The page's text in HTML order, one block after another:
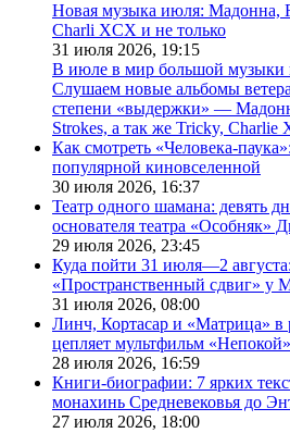
Новая музыка июля: Мадонна,
Charli XCX и не только
31 июля 2026, 19:15
В июле в мир большой музыки
Слушаем новые альбомы
степени «выдержки» —
Strokes, а так же Tricky, Charlie
Как смотреть «Человека-
популярной киновселенной
30 июля 2026, 16:37
Театр одного шамана: девять
основателя театра «Особняк»
29 июля 2026, 23:45
Куда пойти 31 июля—2
«Пространственный сдвиг» у
31 июля 2026, 08:00
Линч, Кортасар и «Матрица» в
цепляет мультфильм
28 июля 2026, 16:59
Книги-биографии: 7 ярких
монахинь Средневековья до
27 июля 2026, 18:00